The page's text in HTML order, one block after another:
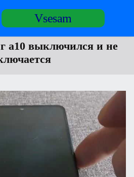
Vsesam
а10 выключился и не